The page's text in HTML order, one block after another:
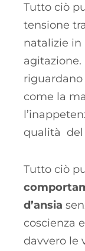
Tutto ciò
tensione
natalizie in
riguardano
come la
qualità del
Tutto ciò
d’ansia
coscienza
davvero le